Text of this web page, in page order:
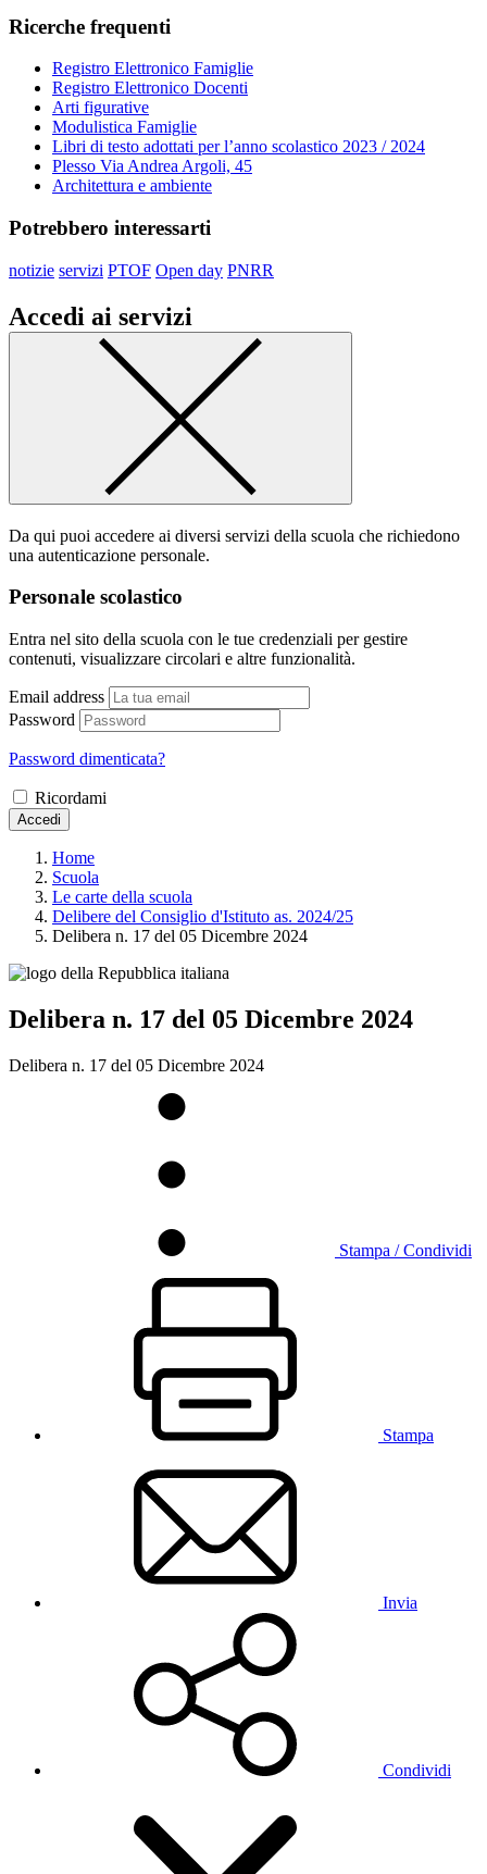
Ricerche frequenti
Registro Elettronico Famiglie
Registro Elettronico Docenti
Arti figurative
Modulistica Famiglie
Libri di testo adottati per l’anno scolastico 2023 / 2024
Plesso Via Andrea Argoli, 45
Architettura e ambiente
Potrebbero interessarti
notizie servizi PTOF Open day PNRR
Accedi ai servizi
Da qui puoi accedere ai diversi servizi della scuola che richiedono
una autenticazione personale.
Personale scolastico
Entra nel sito della scuola con le tue credenziali per gestire
contenuti, visualizzare circolari e altre funzionalità.
Email address
Password
Password dimenticata?
Ricordami
Accedi
Home
Scuola
Le carte della scuola
Delibere del Consiglio d'Istituto as. 2024/25
Delibera n. 17 del 05 Dicembre 2024
Delibera n. 17 del 05 Dicembre 2024
Delibera n. 17 del 05 Dicembre 2024
Stampa / Condividi
Stampa
Invia
Condividi